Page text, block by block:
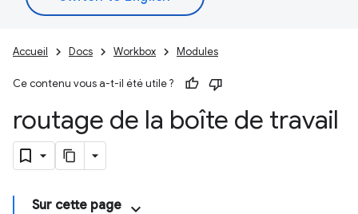
Accueil Docs Workbox Modules
Ce contenu vous a-t-il été utile ?
routage de la boîte de travail
Sur cette page